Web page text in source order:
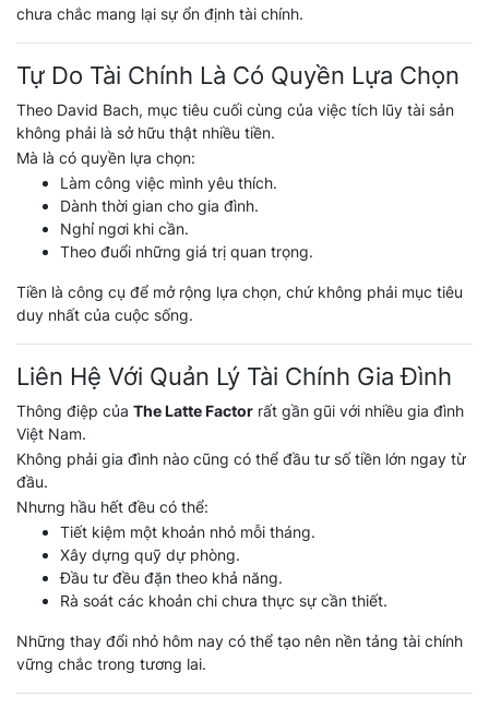
chưa chắc mang lại sự ổn định tài chính.
Tự Do Tài Chính Là Có Quyền Lựa Chọn
Theo David Bach, mục tiêu cuối cùng của việc tích lũy tài sản
không phải là sở hữu thật nhiều tiền.
Mà là có quyền lựa chọn:
Làm công việc mình yêu thích.
Dành thời gian cho gia đình.
Nghỉ ngơi khi cần.
Theo đuổi những giá trị quan trọng.
Tiền là công cụ để mở rộng lựa chọn, chứ không phải mục tiêu
duy nhất của cuộc sống.
Liên Hệ Với Quản Lý Tài Chính Gia Đình
Thông điệp của The Latte Factor rất gần gũi với nhiều gia đình
Việt Nam.
Không phải gia đình nào cũng có thể đầu tư số tiền lớn ngay từ
đầu.
Nhưng hầu hết đều có thể:
Tiết kiệm một khoản nhỏ mỗi tháng.
Xây dựng quỹ dự phòng.
Đầu tư đều đặn theo khả năng.
Rà soát các khoản chi chưa thực sự cần thiết.
Những thay đổi nhỏ hôm nay có thể tạo nên nền tảng tài chính
vững chắc trong tương lai.